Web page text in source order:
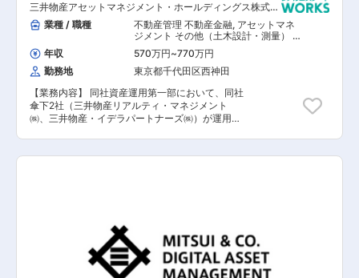
三井物産アセットマネジメント・ホールディングス株式会
社
業種 / 職種 不動産管理 不動産金融, アセットマネ
ジメント その他（土木設計・測量） そ
の他（建築設計・積算）
年収 570万円~770万円
勤務地
東京都千代田区西神田
【業務内容】 同社資産運用第一部において、同社
傘下2社（三井物産リアルティ・マネジメント
㈱、三井物産・イデラパートナーズ㈱）が運用す
容】 ■修繕対応 ■テナント対応 ■リーシング業
培った実業知見・専門性を活用し、案件のオリジ
ネーション・テナントリーシング・施設運営等に
おいて総合商社ならではの総合力を活かしたアセ
ットマネジメント事業を展開しています。今回、